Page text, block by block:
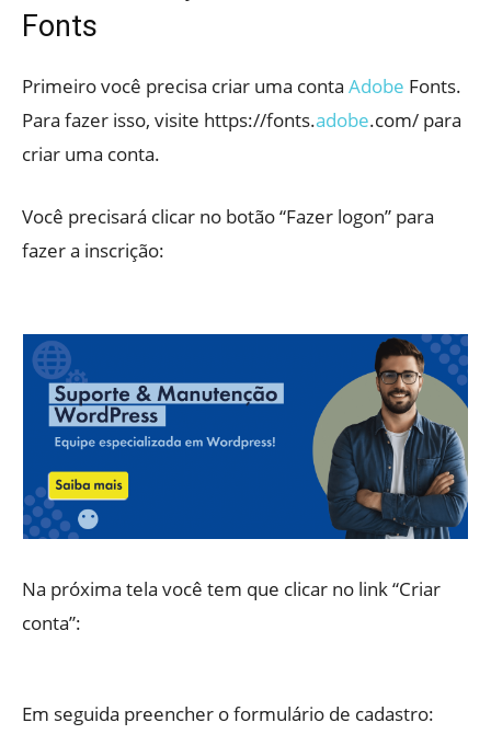
Fonts
Primeiro você precisa criar uma conta Adobe Fonts.
Para fazer isso, visite https://fonts.adobe.com/ para
criar uma conta.
Você precisará clicar no botão “Fazer logon” para
fazer a inscrição:
Na próxima tela você tem que clicar no link “Criar
conta”:
Em seguida preencher o formulário de cadastro: